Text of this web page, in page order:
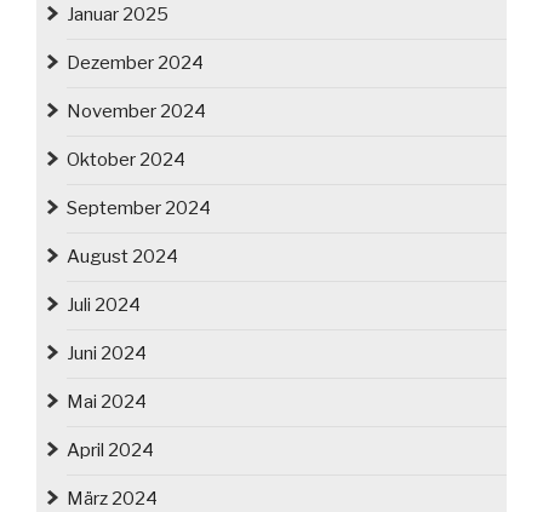
Januar 2025
Dezember 2024
November 2024
Oktober 2024
September 2024
August 2024
Juli 2024
Juni 2024
Mai 2024
April 2024
März 2024